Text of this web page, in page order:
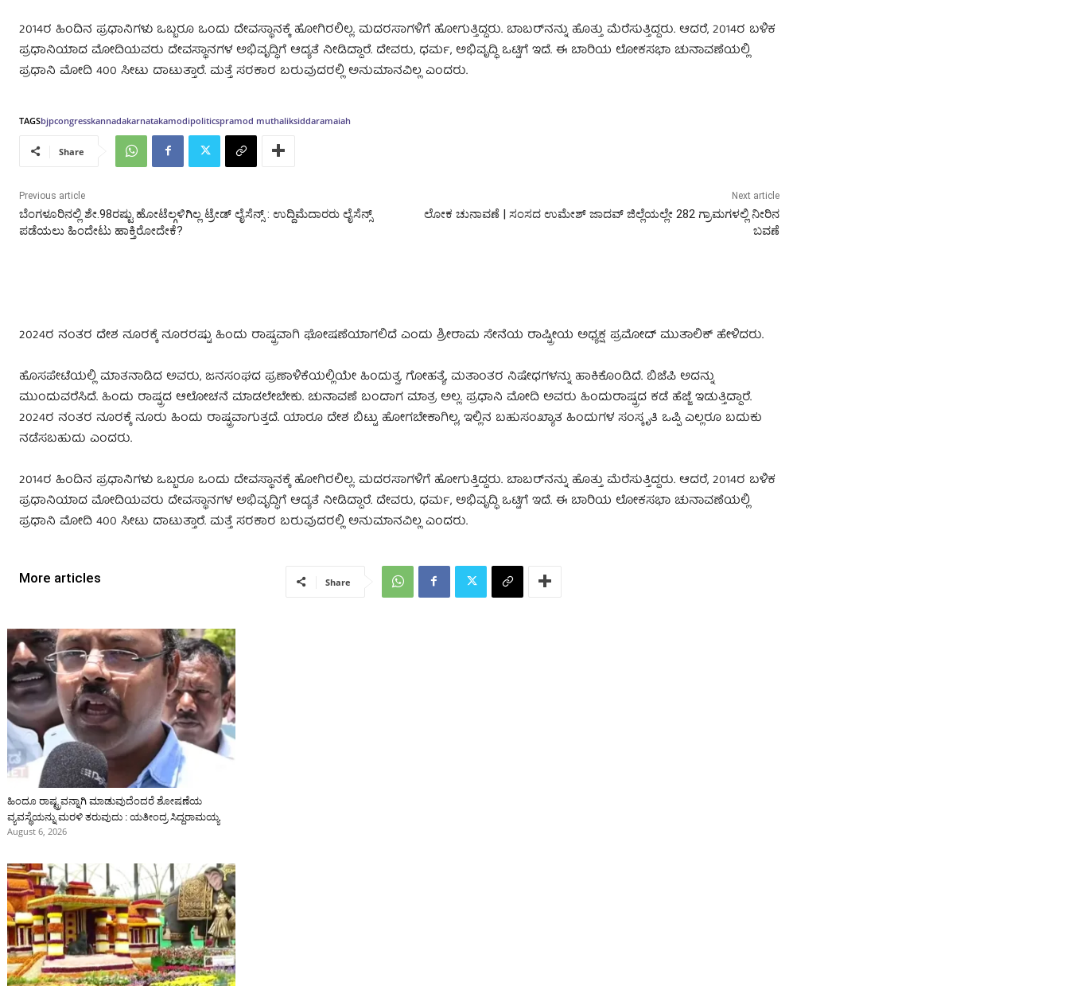
2014ರ ಹಿಂದಿನ ಪ್ರಧಾನಿಗಳು ಒಬ್ಬರೂ ಒಂದು ದೇವಸ್ಥಾನಕ್ಕೆ ಹೋಗಿರಲಿಲ್ಲ. ಮದರಸಾಗಳಿಗೆ ಹೋಗುತ್ತಿದ್ದರು. ಬಾಬರ್‌ನನ್ನು ಹೊತ್ತು ಮೆರೆಸುತ್ತಿದ್ದರು. ಆದರೆ, 2014ರ ಬಳಿಕ
ಪ್ರಧಾನಿಯಾದ ಮೋದಿಯವರು ದೇವಸ್ಥಾನಗಳ ಅಭಿವೃದ್ಧಿಗೆ ಆದ್ಯತೆ ನೀಡಿದ್ದಾರೆ. ದೇವರು, ಧರ್ಮ, ಅಭಿವೃದ್ಧಿ ಒಟ್ಟಿಗೆ ಇದೆ. ಈ ಬಾರಿಯ ಲೋಕಸಭಾ ಚುನಾವಣೆಯಲ್ಲಿ
ಪ್ರಧಾನಿ ಮೋದಿ‌ 400 ಸೀಟು ದಾಟುತ್ತಾರೆ. ಮತ್ತೆ ಸರಕಾರ ಬರುವುದರಲ್ಲಿ ಅನುಮಾನವಿಲ್ಲ ಎಂದರು.
TAGSbjpcongresskannadakarnatakamodipoliticspramod muthaliksiddaramaiah
Share
Previous article
ಬೆಂಗಳೂರಿನಲ್ಲಿ ಶೇ.98ರಷ್ಟು ಹೋಟೆಲ್ಗಳಿಗಿಲ್ಲ ಟ್ರೇಡ್ ಲೈಸೆನ್ಸ್ : ಉದ್ದಿಮೆದಾರರು ಲೈಸೆನ್ಸ್
ಪಡೆಯಲು ಹಿಂದೇಟು ಹಾಕ್ತಿರೋದೇಕೆ?
Next article
ಲೋಕ ಚುನಾವಣೆ | ಸಂಸದ ಉಮೇಶ್ ಜಾದವ್ ಜಿಲ್ಲೆಯಲ್ಲೇ 282 ಗ್ರಾಮಗಳಲ್ಲಿ ನೀರಿನ
ಬವಣೆ
2024ರ‌ ನಂತರ ದೇಶ ನೂರಕ್ಕೆ ನೂರರಷ್ಟು ಹಿಂದು ರಾಷ್ಟ್ರವಾಗಿ ಘೋಷಣೆಯಾಗಲಿದೆ ಎಂದು ಶ್ರೀರಾಮ ಸೇನೆಯ ರಾಷ್ಟ್ರೀಯ ಅಧ್ಯಕ್ಷ ಪ್ರಮೋದ್ ಮುತಾಲಿಕ್ ಹೇಳಿದರು.
ಹೊಸಪೇಟೆಯಲ್ಲಿ ಮಾತನಾಡಿದ ಅವರು, ಜನಸಂಘದ ಪ್ರಣಾಳಿಕೆಯಲ್ಲಿಯೇ ಹಿಂದುತ್ವ, ಗೋಹತ್ಯೆ, ಮತಾಂತರ ನಿಷೇಧಗಳನ್ನು ಹಾಕಿಕೊಂಡಿದೆ. ಬಿಜೆಪಿ ಅದನ್ನು
ಮುಂದುವರೆಸಿದೆ. ಹಿಂದು ರಾಷ್ಟ್ರದ ಆಲೋಚನೆ ಮಾಡಲೇಬೇಕು. ಚುನಾವಣೆ ಬಂದಾಗ ಮಾತ್ರ ಅಲ್ಲ. ಪ್ರಧಾನಿ ‌ಮೋದಿ ಅವರು ಹಿಂದುರಾಷ್ಟ್ರದ ಕಡೆ ಹೆಜ್ಜೆ‌ ಇಡುತ್ತಿದ್ದಾರೆ.
2024ರ ನಂತರ ನೂರಕ್ಕೆ ನೂರು ಹಿಂದು ರಾಷ್ಟ್ರವಾಗುತ್ತದೆ. ಯಾರೂ ದೇಶ ಬಿಟ್ಟು ಹೋಗಬೇಕಾಗಿಲ್ಲ, ಇಲ್ಲಿನ ಬಹುಸಂಖ್ಯಾತ ಹಿಂದುಗಳ ಸಂಸ್ಕೃತಿ ಒಪ್ಪಿ ಎಲ್ಲರೂ ಬದುಕು
ನಡೆಸಬಹುದು ಎಂದರು.
2014ರ ಹಿಂದಿನ ಪ್ರಧಾನಿಗಳು ಒಬ್ಬರೂ ಒಂದು ದೇವಸ್ಥಾನಕ್ಕೆ ಹೋಗಿರಲಿಲ್ಲ. ಮದರಸಾಗಳಿಗೆ ಹೋಗುತ್ತಿದ್ದರು. ಬಾಬರ್‌ನನ್ನು ಹೊತ್ತು ಮೆರೆಸುತ್ತಿದ್ದರು. ಆದರೆ, 2014ರ ಬಳಿಕ
ಪ್ರಧಾನಿಯಾದ ಮೋದಿಯವರು ದೇವಸ್ಥಾನಗಳ ಅಭಿವೃದ್ಧಿಗೆ ಆದ್ಯತೆ ನೀಡಿದ್ದಾರೆ. ದೇವರು, ಧರ್ಮ, ಅಭಿವೃದ್ಧಿ ಒಟ್ಟಿಗೆ ಇದೆ. ಈ ಬಾರಿಯ ಲೋಕಸಭಾ ಚುನಾವಣೆಯಲ್ಲಿ
ಪ್ರಧಾನಿ ಮೋದಿ‌ 400 ಸೀಟು ದಾಟುತ್ತಾರೆ. ಮತ್ತೆ ಸರಕಾರ ಬರುವುದರಲ್ಲಿ ಅನುಮಾನವಿಲ್ಲ ಎಂದರು.
More articles
ಹಿಂದೂ ರಾಷ್ಟ್ರವನ್ನಾಗಿ ಮಾಡುವುದೆಂದರೆ ಶೋಷಣೆಯ
ವ್ಯವಸ್ಥೆಯನ್ನು ಮರಳಿ ತರುವುದು : ಯತೀಂದ್ರ ಸಿದ್ದರಾಮಯ್ಯ
August 6, 2026
Share